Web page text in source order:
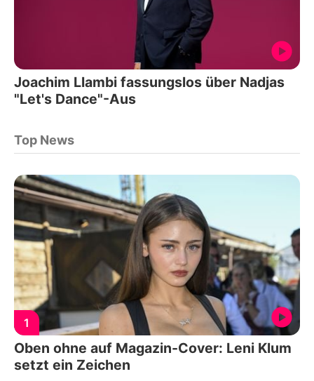
Joachim Llambi fassungslos über Nadjas
"Let's Dance"-Aus
Top News
1
Oben ohne auf Magazin-Cover: Leni Klum
setzt ein Zeichen